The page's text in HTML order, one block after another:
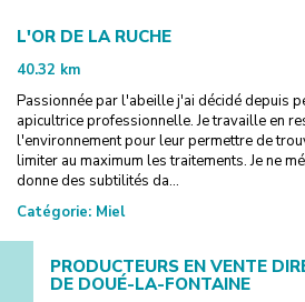
L'OR DE LA RUCHE
40.32 km
Passionnée par l'abeille j'ai décidé depuis
apicultrice professionnelle. Je travaille en
l'environnement pour leur permettre de
limiter au maximum les traitements. Je ne
donne des subtilités da...
Catégorie: Miel
PRODUCTEURS EN VENTE
DE DOUÉ-LA-FONTAINE